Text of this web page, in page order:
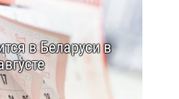
в Беларуси в